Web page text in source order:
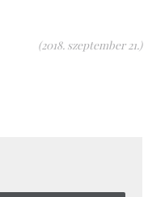
(2018. szeptember 21.)